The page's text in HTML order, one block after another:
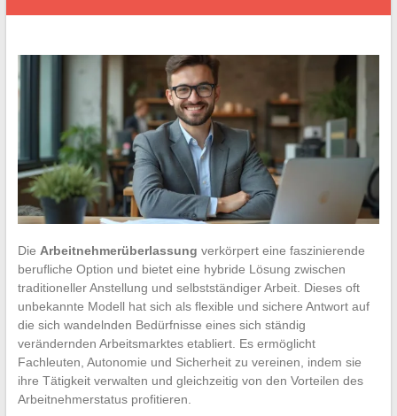
Die Arbeitnehmerüberlassung verkörpert eine faszinierende
berufliche Option und bietet eine hybride Lösung zwischen
traditioneller Anstellung und selbstständiger Arbeit. Dieses oft
unbekannte Modell hat sich als flexible und sichere Antwort auf
die sich wandelnden Bedürfnisse eines sich ständig
verändernden Arbeitsmarktes etabliert. Es ermöglicht
Fachleuten, Autonomie und Sicherheit zu vereinen, indem sie
ihre Tätigkeit verwalten und gleichzeitig von den Vorteilen des
Arbeitnehmerstatus profitieren.